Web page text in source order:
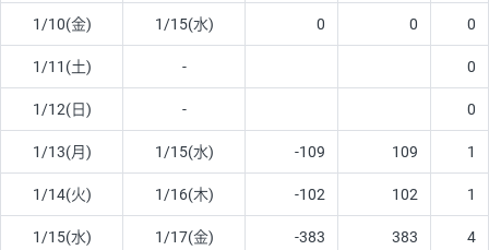
1/10(金) 1/15(水) 0 0 0
1/11(土) - 0
1/12(日) - 0
1/13(月) 1/15(水) -109 109 1
1/14(火) 1/16(木) -102 102 1
1/15(水) 1/17(金) -383 383 4